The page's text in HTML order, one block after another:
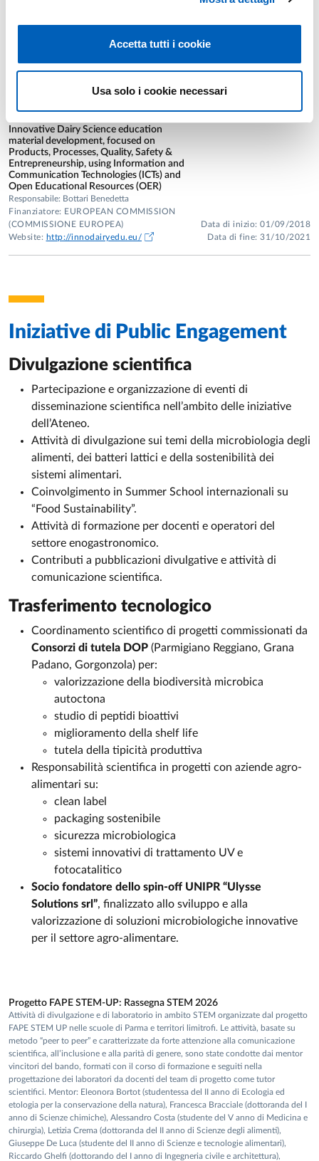
Accetta tutti i cookie
Usa solo i cookie necessari
mediante la creazione di una collezione del
protocollo di utilizzo in caseificio a tutela
Responsabile: Bottari Benedetta
sovranità alimentare e delle foreste
Data di fine: 31/12/2028
Innovative Dairy Science education
material development, focused on
Products, Processes, Quality, Safety &
Entrepreneurship, using Information and
Communication Technologies (ICTs) and
Open Educational Resources (OER)
Responsabile: Bottari Benedetta
Finanziatore: EUROPEAN COMMISSION
(COMMISSIONE EUROPEA)
Website: http://innodairyedu.eu/
Data di inizio: 01/09/2018
Data di fine: 31/10/2021
Iniziative di Public Engagement
Divulgazione scientifica
Partecipazione e organizzazione di eventi di
disseminazione scientifica nell’ambito delle iniziative
dell’Ateneo.
Attività di divulgazione sui temi della microbiologia degli
alimenti, dei batteri lattici e della sostenibilità dei
sistemi alimentari.
Coinvolgimento in Summer School internazionali su
“Food Sustainability”.
Attività di formazione per docenti e operatori del
settore enogastronomico.
Contributi a pubblicazioni divulgative e attività di
comunicazione scientifica.
Trasferimento tecnologico
Coordinamento scientifico di progetti commissionati da
Consorzi di tutela DOP (Parmigiano Reggiano, Grana
Padano, Gorgonzola) per:
valorizzazione della biodiversità microbica
autoctona
studio di peptidi bioattivi
miglioramento della shelf life
tutela della tipicità produttiva
Responsabilità scientifica in progetti con aziende agro-
alimentari su:
clean label
packaging sostenibile
sicurezza microbiologica
sistemi innovativi di trattamento UV e
fotocatalitico
Socio fondatore dello spin-off UNIPR “Ulysse
Solutions srl”, finalizzato allo sviluppo e alla
valorizzazione di soluzioni microbiologiche innovative
per il settore agro-alimentare.
Progetto FAPE STEM-UP: Rassegna STEM 2026
Attività di divulgazione e di laboratorio in ambito STEM organizzate dal progetto
FAPE STEM UP nelle scuole di Parma e territori limitrofi. Le attività, basate su
metodo “peer to peer” e caratterizzate da forte attenzione alla comunicazione
scientifica, all’inclusione e alla parità di genere, sono state condotte dai mentor
vincitori del bando, formati con il corso di formazione e seguiti nella
progettazione dei laboratori da docenti del team di progetto come tutor
scientifici. Mentor: Eleonora Bortot (studentessa del II anno di Ecologia ed
etologia per la conservazione della natura), Francesca Bracciale (dottoranda del I
anno di Scienze chimiche), Alessandro Costa (studente del V anno di Medicina e
chirurgia), Letizia Crema (dottoranda del II anno di Scienze degli alimenti),
Giuseppe De Luca (studente del II anno di Scienze e tecnologie alimentari),
Riccardo Ghelfi (dottorando del I anno di Ingegneria civile e architettura),